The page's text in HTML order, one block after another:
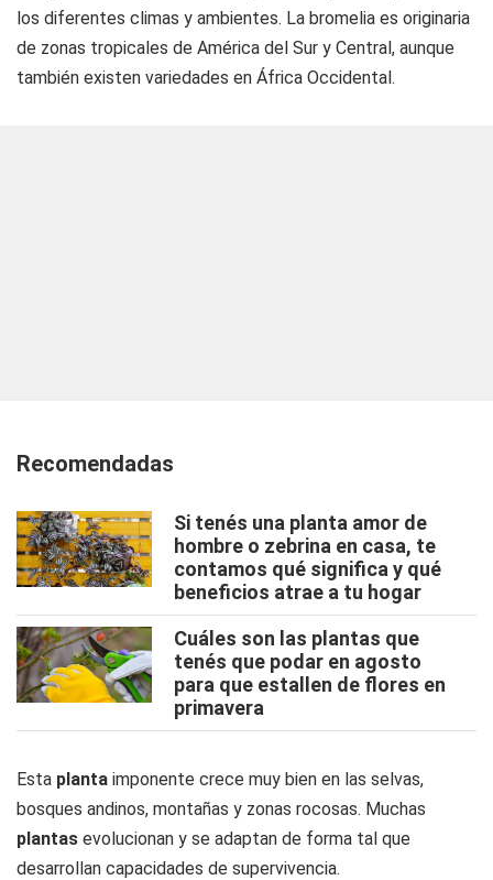
los diferentes climas y ambientes. La bromelia es originaria
de zonas tropicales de América del Sur y Central, aunque
también existen variedades en África Occidental.
Recomendadas
Si tenés una planta amor de
hombre o zebrina en casa, te
contamos qué significa y qué
beneficios atrae a tu hogar
Cuáles son las plantas que
tenés que podar en agosto
para que estallen de flores en
primavera
Esta planta imponente crece muy bien en las selvas,
bosques andinos, montañas y zonas rocosas. Muchas
plantas evolucionan y se adaptan de forma tal que
desarrollan capacidades de supervivencia.